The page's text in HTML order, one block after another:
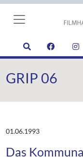
GRIP 06
01.06.1993
Das